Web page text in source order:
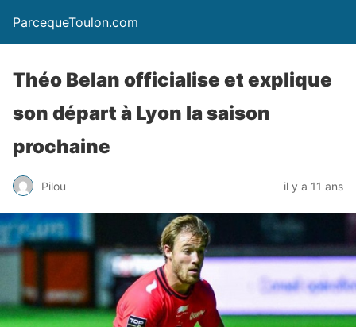
ParcequeToulon.com
Théo Belan officialise et explique
son départ à Lyon la saison
prochaine
Pilou il y a 11 ans